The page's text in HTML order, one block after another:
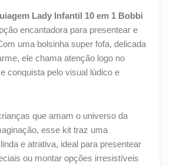
Lady Infantil 10 em 1 Bobbi
encantadora para presentear e
uma bolsinha super fofa, delicada
ele chama atenção logo no
conquista pelo visual lúdico e
que amam o universo da
esse kit traz uma
e atrativa, ideal para presentear
ou montar opções irresistíveis